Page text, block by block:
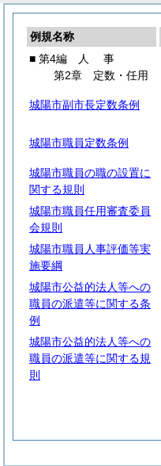
例規名称
■ 第4編
人 事
第2章 定数・任用
城陽市副市長定数条例
城陽市職員定数条例
城陽市職員の職の設置に
関する規則
城陽市職員任用審査委員
会規則
城陽市職員人事評価等実
施要綱
城陽市公益的法人等への
職員の派遣等に関する条
例
城陽市公益的法人等への
職員の派遣等に関する規
則